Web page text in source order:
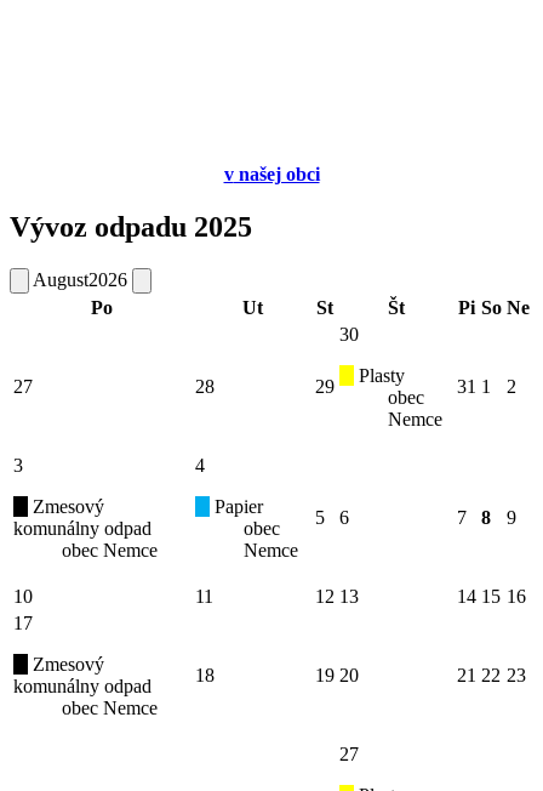
vnašej obci
Vývoz odpadu 2025
August2026
Po
Ut St Št Pi So Ne
27 28 29
30
Plasty
obec
Nemce
31 1 2
3
Zmesový
komunálny odpad
obec Nemce
4
Papier
obec
Nemce
5 6 7 8 9
10 11 12 13 14 15 16
17
Zmesový
komunálny odpad
obec Nemce
18 19 20 21 22 23
27